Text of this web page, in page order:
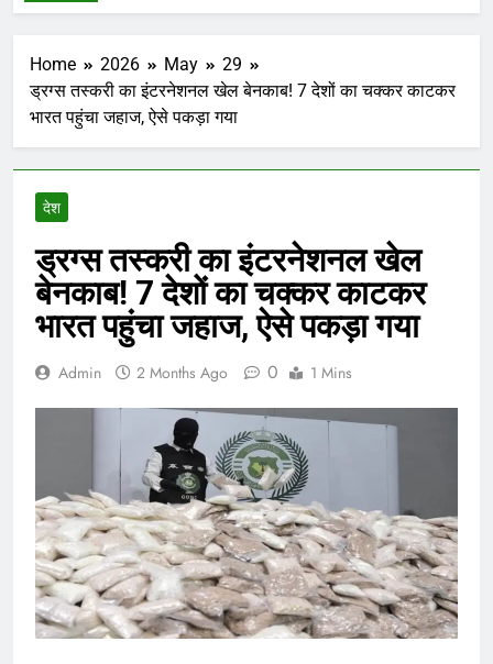
Home 2026 May
29
ड्रग्स तस्करी का इंटरनेशनल खेल बेनकाब! 7 देशों का चक्कर काटकर
भारत पहुंचा जहाज, ऐसे पकड़ा गया
देश
ड्रग्स तस्करी का इंटरनेशनल खेल
बेनकाब! 7 देशों का चक्कर काटकर
भारत पहुंचा जहाज, ऐसे पकड़ा गया
Admin 2 Months Ago 0 1 Mins